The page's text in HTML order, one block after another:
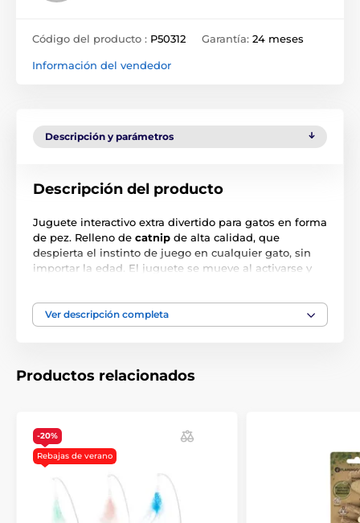
Código del producto : P50312 Garantía: 24 meses
Información del vendedor
Descripción y parámetros
Descripción del producto
Juguete interactivo extra divertido para gatos en forma
de pez. Relleno de catnip de alta calidad, que
despierta el instinto de juego en cualquier gato, sin
importar la edad. El juguete se mueve al activarse y
paquete. Fabricado con plástico y felpa de alta
calidad.
Las especificaciones técnicas pueden cambiar sin
El producto aparece en las categorías
Juguetes Juguetes para perros Reedog
Ver descripción completa
Productos relacionados
-20%
Rebajas de verano